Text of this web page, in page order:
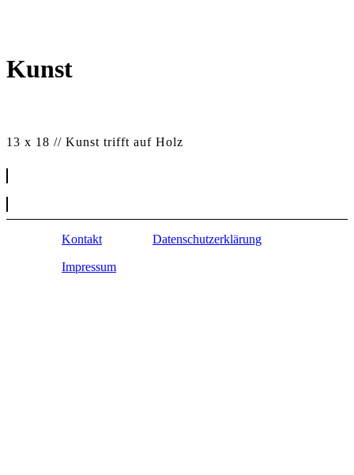
Kunst
13 x 18 // Kunst trifft auf Holz
Kontakt Datenschutzerklärung
Impressum